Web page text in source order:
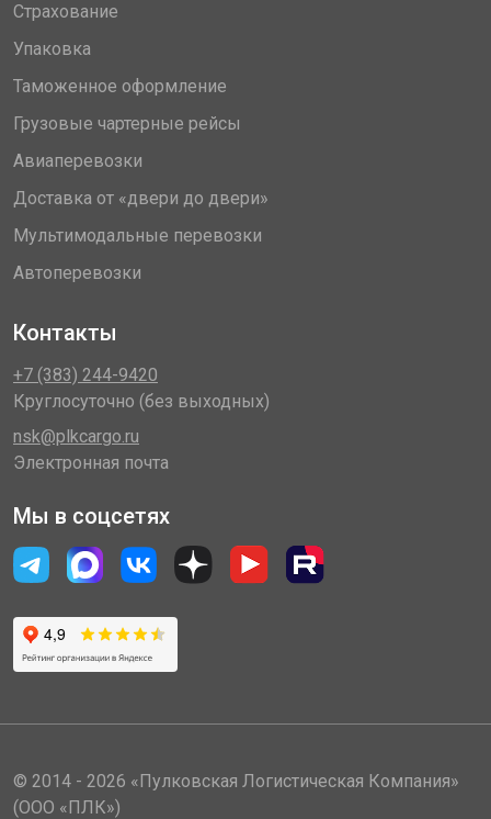
Страхование
Упаковка
Таможенное оформление
Грузовые чартерные рейсы
Авиаперевозки
Доставка от «двери до двери»
Мультимодальные перевозки
Автоперевозки
Контакты
+7 (383) 244-9420
Круглосуточно (без выходных)
nsk@plkcargo.ru
Электронная почта
Мы в соцсетях
© 2014 - 2026 «Пулковская Логистическая Компания»
(ООО «ПЛК»)